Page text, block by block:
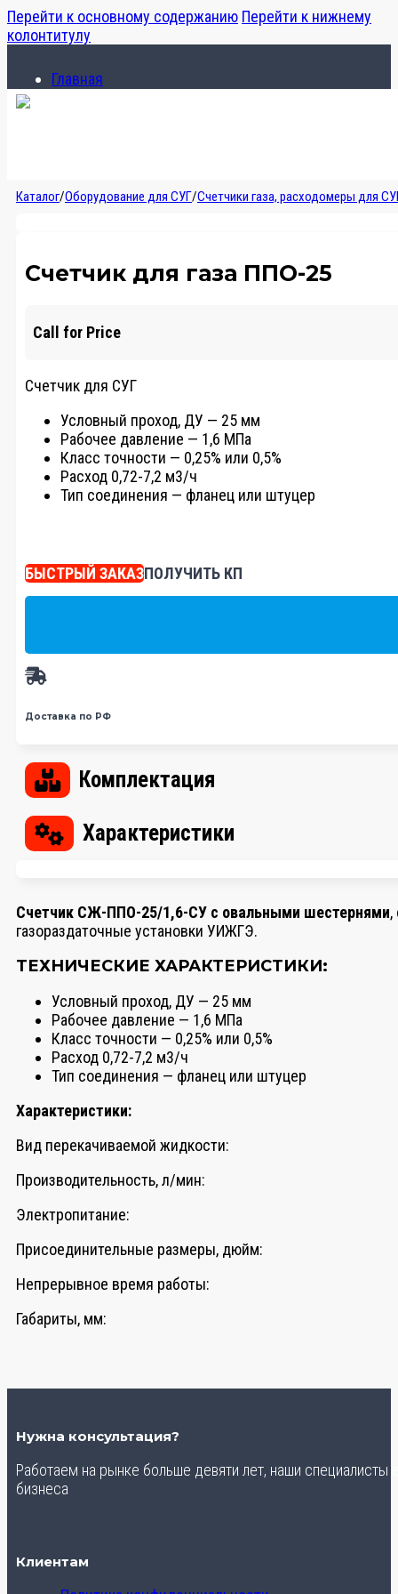
Перейти к основному содержанию Перейти к нижнему
колонтитулу
Главная
Каталог
Каталог/Оборудование для СУГ/Счетчики газа, расходомеры для
Счетчик для газа ППО-25
Call for Price
Счетчик для СУГ
Условный проход, ДУ — 25 мм
Рабочее давление — 1,6 МПа
Класс точности — 0,25% или 0,5%
Расход 0,72-7,2 м3/ч
Тип соединения — фланец или штуцер
БЫСТРЫЙ ЗАКАЗПОЛУЧИТЬ КП
Доставка по РФ
Комплектация
Характеристики
Счетчик СЖ-ППО-25/1,6-СУ с овальными шестернями,
газораздаточные установки УИЖГЭ.
ТЕХНИЧЕСКИЕ ХАРАКТЕРИСТИКИ:
Условный проход, ДУ — 25 мм
Рабочее давление — 1,6 МПа
Класс точности — 0,25% или 0,5%
Расход 0,72-7,2 м3/ч
Тип соединения — фланец или штуцер
Характеристики:
Вид перекачиваемой жидкости:
Производительность, л/мин:
Электропитание:
Присоединительные размеры, дюйм:
Непрерывное время работы:
Габариты, мм:
Нужна консультация?
Работаем на рынке больше девяти лет, наши
бизнеса
Клиентам